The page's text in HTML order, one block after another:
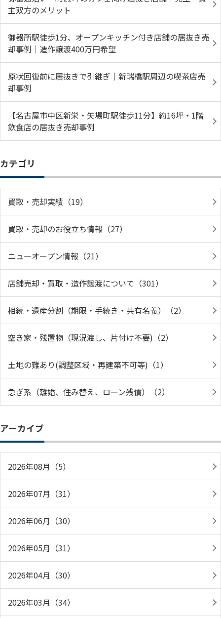
主双方のメリット
御器所駅徒歩1分、オープンキッチン付き店舗の居抜き売
却事例｜造作譲渡400万円希望
原状回復前に居抜きで引継ぎ｜新瑞橋駅周辺の喫茶店売
却事例
【名古屋市中区新栄・矢場町駅徒歩11分】約16坪・1階
飲食店の居抜き売却事例
カテゴリ
買取・売却実績（19）
買取・売却のお役立ち情報（27）
ニューオープン情報（21）
店舗売却・買取・造作譲渡について（301）
相続・遺産分割（期限・手続き・共有名義）（2）
空き家・残置物（現況渡し、片付け不要)（2）
土地の難あり(調整区域・再建築不可等)（1）
急ぎ系（離婚、住み替え、ローン残債）（2）
アーカイブ
2026年08月（5）
2026年07月（31）
2026年06月（30）
2026年05月（31）
2026年04月（30）
2026年03月（34）